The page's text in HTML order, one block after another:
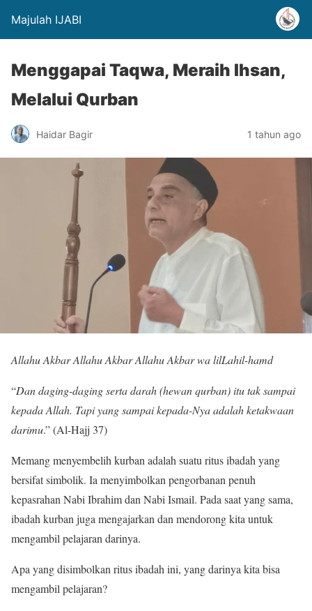
Majulah IJABI
Menggapai Taqwa, Meraih Ihsan,
Melalui Qurban
Haidar Bagir 1 tahun ago
Allahu Akbar Allahu Akbar Allahu Akbar wa lilLahil-hamd
“Dan daging-daging serta darah (hewan qurban) itu tak sampai
kepada Allah. Tapi yang sampai kepada-Nya adalah ketakwaan
darimu.” (Al-Hajj 37)
Memang menyembelih kurban adalah suatu ritus ibadah yang
bersifat simbolik. Ia menyimbolkan pengorbanan penuh
kepasrahan Nabi Ibrahim dan Nabi Ismail. Pada saat yang sama,
ibadah kurban juga mengajarkan dan mendorong kita untuk
mengambil pelajaran darinya.
Apa yang disimbolkan ritus ibadah ini, yang darinya kita bisa
mengambil pelajaran?